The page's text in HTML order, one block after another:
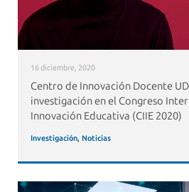
16 diciembre, 2020
Centro de Innovación Docente
investigación en el Congreso
Innovación Educativa (CIIE 2020)
Investigación, Noticias